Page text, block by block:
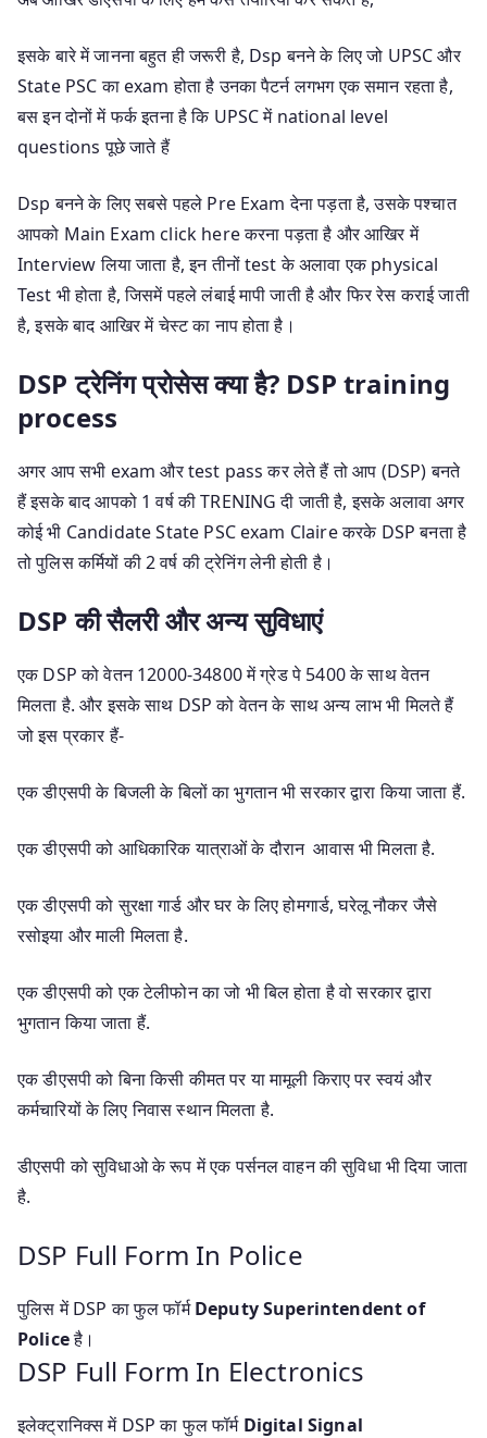
इसके बारे में जानना बहुत ही जरूरी है, Dsp बनने के लिए जो UPSC और
State PSC का exam होता है उनका पैटर्न लगभग एक समान रहता है,
बस इन दोनों में फर्क इतना है कि UPSC में national level
questions पूछे जाते हैं
Dsp बनने के लिए सबसे पहले Pre Exam देना पड़ता है, उसके पश्चात
आपको Main Exam click here करना पड़ता है और आखिर में
Interview लिया जाता है, इन तीनों test के अलावा एक physical
Test भी होता है, जिसमें पहले लंबाई मापी जाती है और फिर रेस कराई जाती
है, इसके बाद आखिर में चेस्ट का नाप होता है।
DSP ट्रेनिंग प्रोसेस क्या है? DSP training
process
अगर आप सभी exam और test pass कर लेते हैं तो आप (DSP) बनते
हैं इसके बाद आपको 1 वर्ष की TRENING दी जाती है, इसके अलावा अगर
कोई भी Candidate State PSC exam Claire करके DSP बनता है
तो पुलिस कर्मियों की 2 वर्ष की ट्रेनिंग लेनी होती है।
DSP की सैलरी और अन्य सुविधाएं
एक DSP को वेतन 12000-34800 में ग्रेड पे 5400 के साथ वेतन
मिलता है. और इसके साथ DSP को वेतन के साथ अन्य लाभ भी मिलते हैं
जो इस प्रकार हैं-
एक डीएसपी के बिजली के बिलों का भुगतान भी सरकार द्वारा किया जाता हैं.
एक डीएसपी को आधिकारिक यात्राओं के दौरान आवास भी मिलता है.
एक डीएसपी को सुरक्षा गार्ड और घर के लिए होमगार्ड, घरेलू नौकर जैसे
रसोइया और माली मिलता है.
एक डीएसपी को एक टेलीफोन का जो भी बिल होता है वो सरकार द्वारा
भुगतान किया जाता हैं.
एक डीएसपी को बिना किसी कीमत पर या मामूली किराए पर स्वयं और
कर्मचारियों के लिए निवास स्थान मिलता है.
डीएसपी को सुविधाओ के रूप में एक पर्सनल वाहन की सुविधा भी दिया जाता
है.
DSP Full Form In Police
पुलिस में DSP का फुल फॉर्मDeputy Superintendent of
Policeहै।
DSP Full Form In Electronics
इलेक्ट्रानिक्स में DSP का फुल फॉर्म Digital Signal